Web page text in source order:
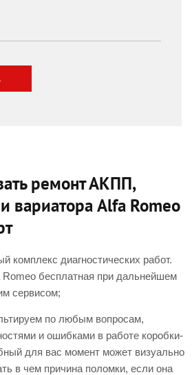
ремонт АКПП,
вариатора Alfa Romeo
комплекс диагностических работ.
бесплатная при дальнейшем
сервисом;
по любым вопросам,
и ошибками в работе коробки-
для вас момент может визуально
в чем причина поломки, если она